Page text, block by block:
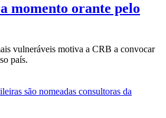
momento orante pelo
vulneráveis motiva a CRB a convocar
país.